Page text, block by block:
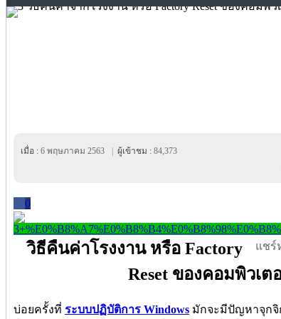
เมื่อ : 6 พฤษภาคม 2563 ผู้เข้าชม : 84,373
0
แชร์
วิธีคืนค่าโรงงาน หรือ Factory
Reset ของคอมพิวเต
บ่อยครั้งที่ ระบบปฏิบัติการ Windows มักจะมีปัญหาจุกจิ